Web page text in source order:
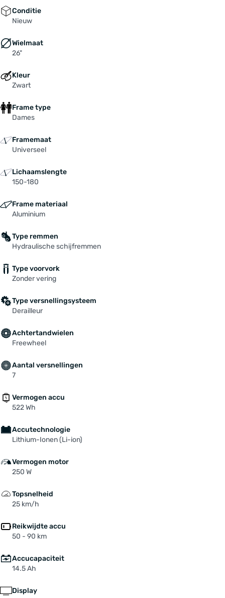
Conditie
Nieuw
Wielmaat
26"
Kleur
Zwart
Frame type
Dames
Framemaat
Universeel
Lichaamslengte
150-180
Frame materiaal
Aluminium
Type remmen
Hydraulische schijfremmen
Type voorvork
Zonder vering
Type versnellingsysteem
Derailleur
Achtertandwielen
Freewheel
Aantal versnellingen
7
Vermogen accu
522 Wh
Accutechnologie
Lithium-Ionen (Li-ion)
Vermogen motor
250 W
Topsnelheid
25 km/h
Reikwijdte accu
50 - 90 km
Accucapaciteit
14.5 Ah
Display